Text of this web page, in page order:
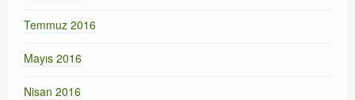
Temmuz 2016
Mayıs 2016
Nisan 2016